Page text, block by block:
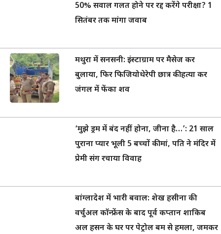
50% सवाल गलत होने पर रद्द करेंगे परीक्षा? 1
सितंबर तक मांगा जवाब
मथुरा में सनसनी: इंस्टाग्राम पर मैसेज कर
बुलाया, फिर फिजियोथेरेपी छात्र की हत्या कर
जंगल में फेंका शव
‘मुझे ड्रम में बंद नहीं होना, जीना है…’: 21 साल
पुराना प्यार भूली 5 बच्चों की मां, पति ने मंदिर में
प्रेमी संग रचाया विवाह
बांग्लादेश में भारी बवाल: शेख हसीना की
वर्चुअल कॉन्फ्रेंस के बाद पूर्व कप्तान शाकिब
अल हसन के घर पर पेट्रोल बम से हमला, जमकर